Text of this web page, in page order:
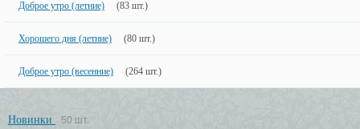
Доброе утро (летние) (83 шт.)
Хорошего дня (летние) (80 шт.)
Доброе утро (весенние) (264 шт.)
Новинки
50 шт.